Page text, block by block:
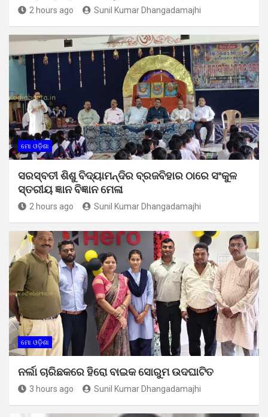
2 hours ago Sunil Kumar Dhangadamajhi
ମୋ ଓଡ଼ିଶା
ସରସ୍ବତୀ ଶିଶୁ ବିଦ୍ୟାମନ୍ଦିର ବ୍ରଜବିହାର ଠାରେ ସଂକୁଳ
ସ୍ତରୀୟ ଜ୍ଞାନ ବିଜ୍ଞାନ ମେଳା
2 hours ago Sunil Kumar Dhangadamajhi
ମୋ ଓଡ଼ିଶା
ନର୍ଲା ଚାରିଛକରେ ହିରୋ ବାଇକ ସୋରୁମ ଉଦଘାଟିତ
3 hours ago Sunil Kumar Dhangadamajhi